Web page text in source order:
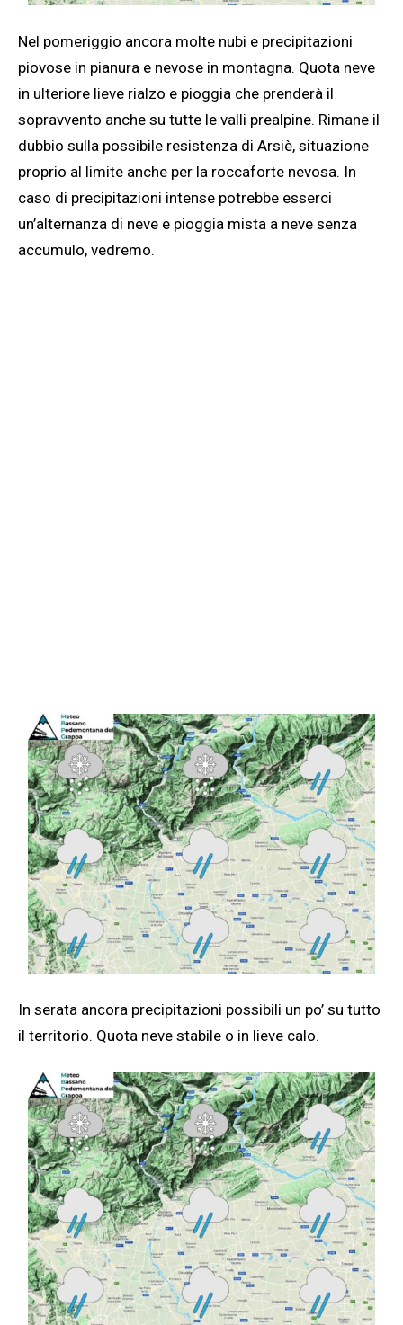
Nel pomeriggio ancora molte nubi e precipitazioni
piovose in pianura e nevose in montagna. Quota neve
in ulteriore lieve rialzo e pioggia che prenderà il
sopravvento anche su tutte le valli prealpine. Rimane il
dubbio sulla possibile resistenza di Arsiè, situazione
proprio al limite anche per la roccaforte nevosa. In
caso di precipitazioni intense potrebbe esserci
un’alternanza di neve e pioggia mista a neve senza
accumulo, vedremo.
In serata ancora precipitazioni possibili un po’ su tutto
il territorio. Quota neve stabile o in lieve calo.